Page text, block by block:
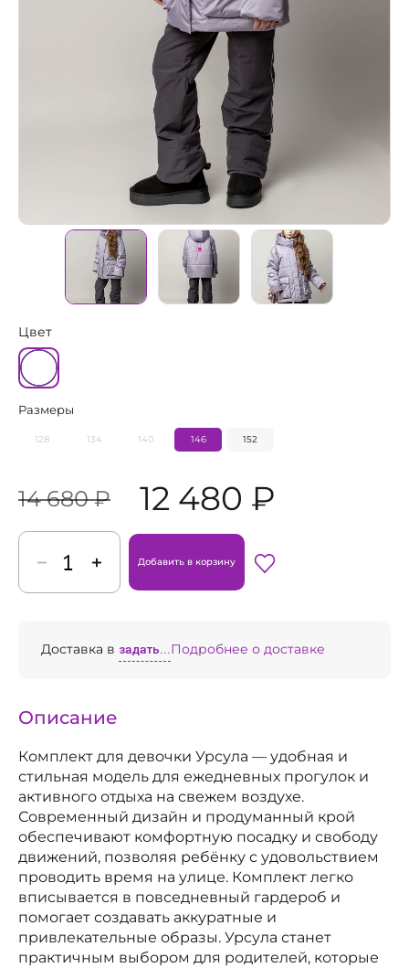
Цвет
Размеры
128 134 140 146 152
14 680 ₽ 12 480 ₽
Добавить в корзину
Доставка в задать...Подробнее о доставке
Описание
Комплект для девочки Урсула — удобная и
стильная модель для ежедневных прогулок и
активного отдыха на свежем воздухе.
Современный дизайн и продуманный крой
обеспечивают комфортную посадку и свободу
движений, позволяя ребёнку с удовольствием
проводить время на улице. Комплект легко
вписывается в повседневный гардероб и
помогает создавать аккуратные и
привлекательные образы. Урсула станет
практичным выбором для родителей, которые